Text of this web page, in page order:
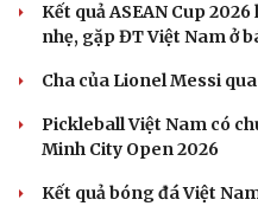
Kết quả ASEAN Cup
nhẹ, gặp ĐT Việt Nam ở
Cha của Lionel Messi
Pickleball Việt Nam có
Minh City Open 2026
Kết quả bóng đá Việt